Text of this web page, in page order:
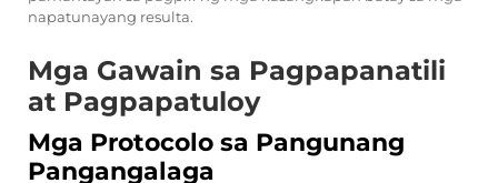
napatunayang resulta.
Mga Gawain sa Pagpapanatili
at Pagpapatuloy
Mga Protocolo sa Pangunang
Pangangalaga